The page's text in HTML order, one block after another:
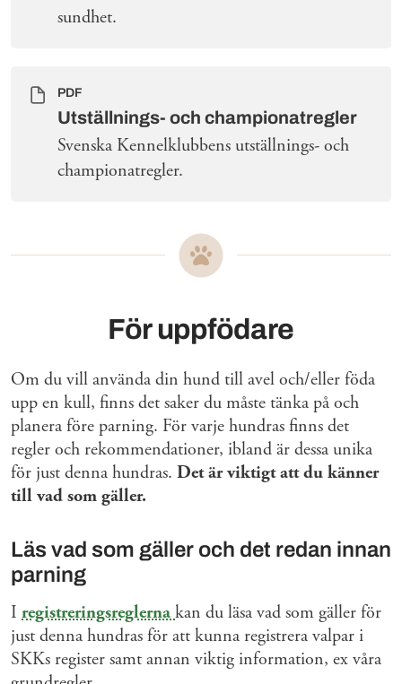
sundhet.
PDF
Utställnings- och championatregler
Svenska Kennelklubbens utställnings- och
championatregler.
För uppfödare
Om du vill använda din hund till avel och/eller föda
upp en kull, finns det saker du måste tänka på och
planera före parning. För varje hundras finns det
regler och rekommendationer, ibland är dessa unika
för just denna hundras. Det är viktigt att du känner
till vad som gäller.
Läs vad som gäller och det redan innan
parning
I registreringsreglernakan du läsa vad som gäller för
just denna hundras för att kunna registrera valpar i
SKKs register samt annan viktig information, ex våra